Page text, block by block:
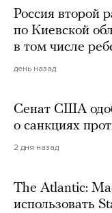
Россия второй
по Киевской
в том числе
день назад
Сенат США
о санкциях
2 дня назад
The Atlantic:
использовать